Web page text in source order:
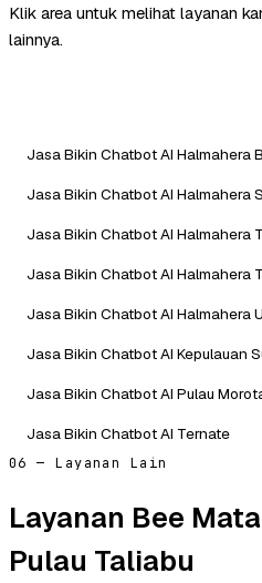
Klik area untuk melihat layanan
lainnya.
Jasa Bikin Chatbot AI Halmahera
Jasa Bikin Chatbot AI Halmahera
Jasa Bikin Chatbot AI Halmahera
Jasa Bikin Chatbot AI Halmahera
Jasa Bikin Chatbot AI Halmahera
Jasa Bikin Chatbot AI Kepulauan
Jasa Bikin Chatbot AI Pulau
Jasa Bikin Chatbot AI Ternate
06 — Layanan Lain
Layanan Bee
Pulau Taliabu